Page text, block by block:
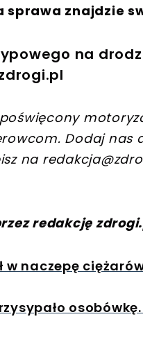
sprawa znajdzie
na
Dodaj nas
na
redakcję
w naczepę